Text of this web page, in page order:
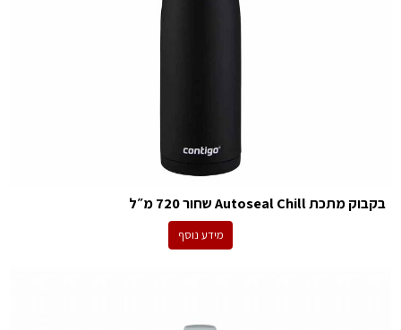
בקבוק מתכת Autoseal Chill שחור 720 מ״ל
מידע נוסף